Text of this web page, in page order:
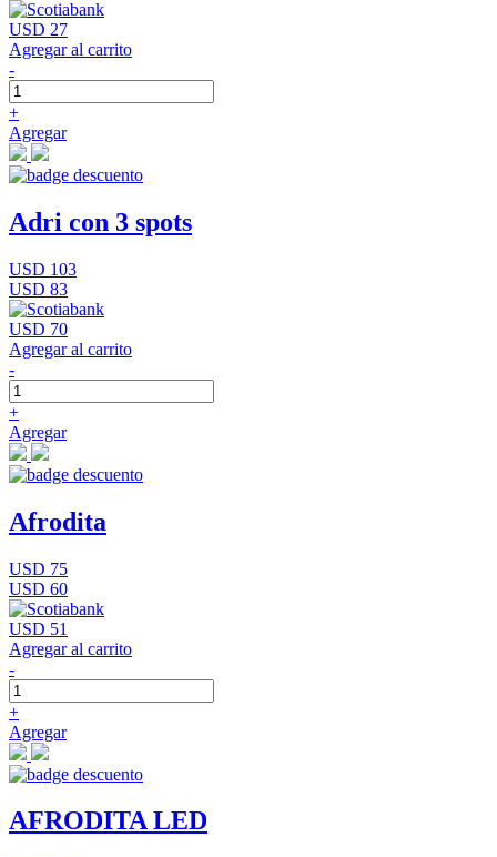
USD 27
Agregar al carrito
-
+
Agregar
Adri con 3 spots
USD 103
USD 83
USD 70
Agregar al carrito
-
+
Agregar
Afrodita
USD 75
USD 60
USD 51
Agregar al carrito
-
+
Agregar
AFRODITA LED